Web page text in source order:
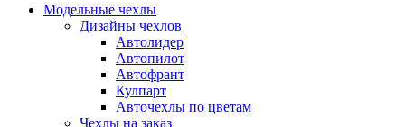
Модельные чехлы
Дизайны чехлов
Автолидер
Автопилот
Автофрант
Кулпарт
Авточехлы по цветам
Чехлы на заказ